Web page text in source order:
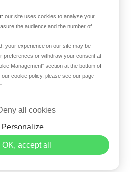
Mentions légales
Politique de confidentialité
Gestion
: our site uses cookies to analyse your
the audience and the number of
your experience on our site may be
preferences or withdraw your consent at
Management" section at the bottom of
cookie policy, please see our page
OK, accept all
Personalize
all cookies